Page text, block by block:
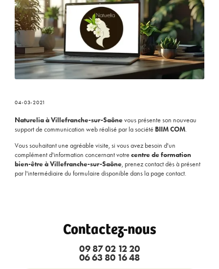
04-03-2021
Naturelia à Villefranche-sur-Saônevous présente son nouveau
support de communication web réalisé par la société BIIM COM.
Vous souhaitant une agréable visite, si vous avez besoin d'un
complément d'information concernant votre centre de formation
bien-être à Villefranche-sur-Saône, prenez contact dès à présent
par l'intermédiaire du formulaire disponible dans la page contact.
Contactez-nous
09 87 02 12 20
06 63 80 16 48